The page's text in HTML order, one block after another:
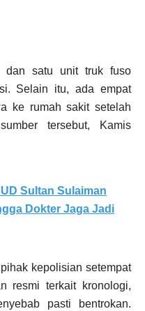
dan satu unit truk fuso
Selain itu, ada empat
ke rumah sakit setelah
tersebut, Kamis
Sultan Sulaiman
Dokter Jaga Jadi
kepolisian setempat
resmi terkait kronologi,
pasti bentrokan.